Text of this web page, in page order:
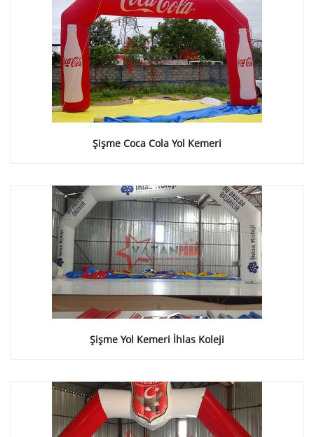
Şişme Coca Cola Yol Kemeri
Şişme Yol Kemeri İhlas Koleji